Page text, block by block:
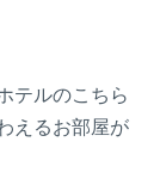
テルのこちら
えるお部屋が